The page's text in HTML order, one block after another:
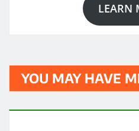
LEARN
YOU MAY HAVE